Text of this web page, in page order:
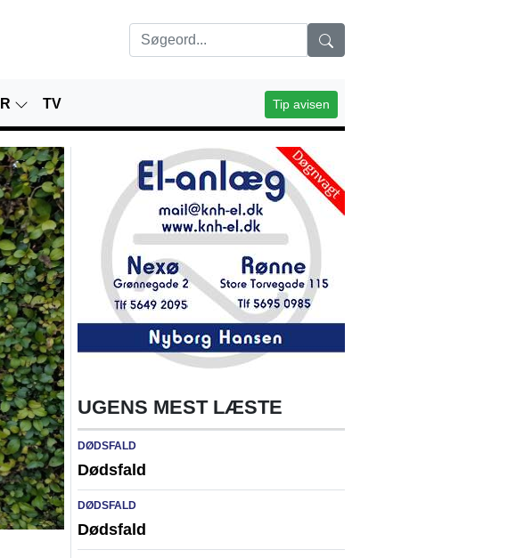
TV Tip avisen
UGENS MEST LÆSTE
DØDSFALD
Dødsfald
DØDSFALD
Dødsfald